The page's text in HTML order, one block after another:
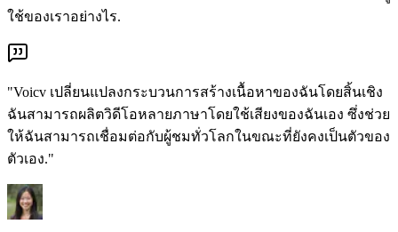
ใช้ของเราอย่างไร.
"Voicv เปลี่ยนแปลงกระบวนการสร้างเนื้อหาของฉันโดยสิ้นเชิง
ฉันสามารถผลิตวิดีโอหลายภาษาโดยใช้เสียงของฉันเอง ซึ่งช่วย
ให้ฉันสามารถเชื่อมต่อกับผู้ชมทั่วโลกในขณะที่ยังคงเป็นตัวของ
ตัวเอง."